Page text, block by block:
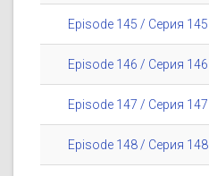
Episode 145 / Серия 145
Episode 146 / Серия 146
Episode 147 / Серия 147
Episode 148 / Серия 148